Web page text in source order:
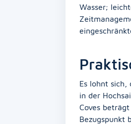
Wasser;
Es lohnt
in der
Coves
Bezugspunkt